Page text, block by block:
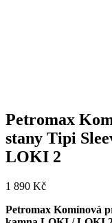
Petromax
stany Tipi
LOKI 2
1 890 Kč
Petromax Komínová